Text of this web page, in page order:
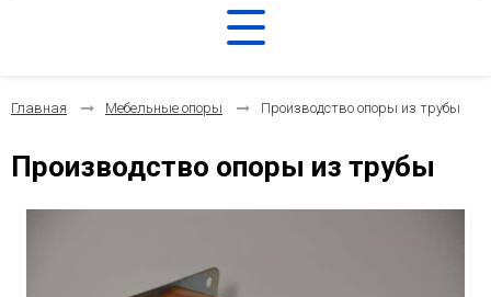
Главная Мебельные опоры Производство опоры из трубы
Производство опоры из трубы